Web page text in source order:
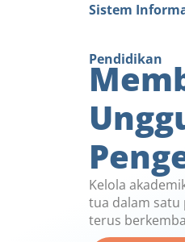
Sistem
Pendidikan
Kelola
tua dalam satu
terus